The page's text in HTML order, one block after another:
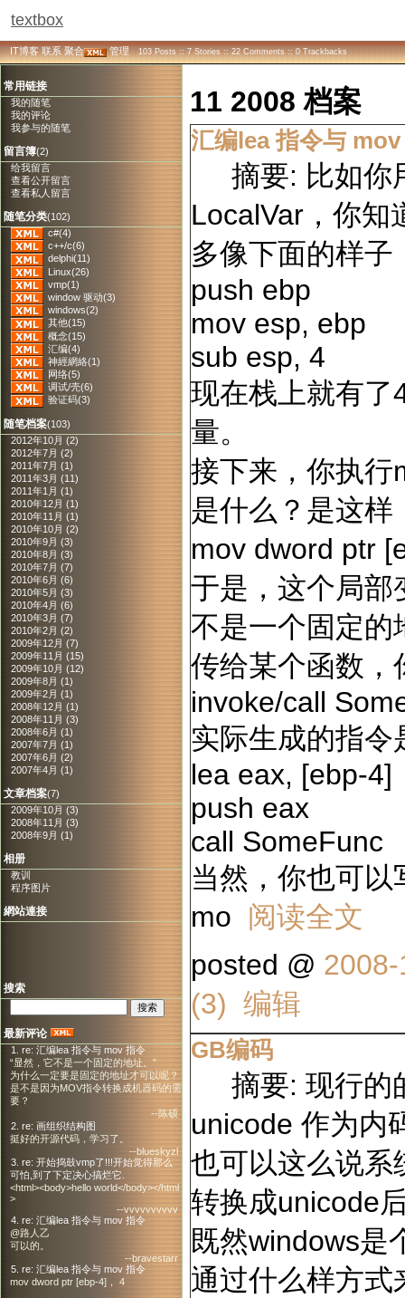
textbox
IT博客 联系 聚合 管理 103 Posts :: 7 Stories :: 22 Comments :: 0 Trackbacks
常用链接
我的随笔
我的评论
我参与的随笔
留言簿(2)
给我留言
查看公开留言
查看私人留言
随笔分类(102)
c#(4)
c++/c(6)
delphi(11)
Linux(26)
vmp(1)
window 驱动(3)
windows(2)
其他(15)
概念(15)
汇编(4)
神經網絡(1)
网络(5)
调试/壳(6)
验证码(3)
随笔档案(103)
2012年10月 (2)
2012年7月 (2)
2011年7月 (1)
2011年3月 (11)
2011年1月 (1)
2010年12月 (1)
2010年11月 (1)
2010年10月 (2)
2010年9月 (3)
2010年8月 (3)
2010年7月 (7)
2010年6月 (6)
2010年5月 (3)
2010年4月 (6)
2010年3月 (7)
2010年2月 (2)
2009年12月 (7)
2009年11月 (15)
2009年10月 (12)
2009年8月 (1)
2009年2月 (1)
2008年12月 (1)
2008年11月 (3)
2008年6月 (1)
2007年7月 (1)
2007年6月 (2)
2007年4月 (1)
文章档案(7)
2009年10月 (3)
2008年11月 (3)
2008年9月 (1)
相册
教训
程序图片
網站連接
搜索
最新评论
1. re: 汇编lea 指令与 mov 指令
“显然，它不是一个固定的地址。”
为什么一定要是固定的地址才可以呢？
是不是因为MOV指令转换成机器码的需
要？
--陈硕
2. re: 画组织结构图
挺好的开源代码，学习了。
--blueskyzl
3. re: 开始捣鼓vmp了!!!开始觉得那么
可怕,到了下定决心搞烂它.
<html><body>hello world</body></html
>
--vvvvvvvvvv
4. re: 汇编lea 指令与 mov 指令
@路人乙
可以的。
--bravestarr
5. re: 汇编lea 指令与 mov 指令
mov dword ptr [ebp-4]， 4
11 2008 档案
汇编lea 指令与
摘要: 比如你
LocalVar，你知
多像下面的样子
push ebp
mov esp, ebp
sub esp, 4
现在栈上就有了
量。
接下来，你执行
是什么？是这样
mov dword ptr
于是，这个局
不是一个固定的
传给某个函数，
invoke/call
实际生成的指令
lea eax, [ebp-4]
push eax
call SomeFunc
当然，你也可以
mo 阅读全文
posted @
(3) 编辑
GB编码
摘要: 现行的
unicode 作为内
也可以这么说系
转换成unicode
既然windows是
通过什么样方式